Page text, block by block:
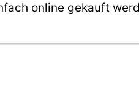
online gekauft